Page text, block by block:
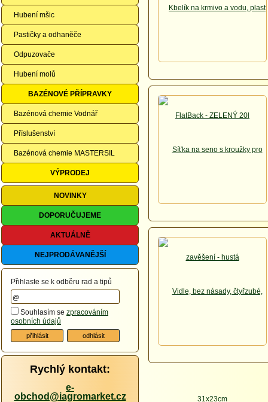
Hubení mšic
Pastičky a odhaněče
Odpuzovače
Hubení molů
BAZÉNOVÉ PŘÍPRAVKY
Bazénová chemie Vodnář
Příslušenství
Bazénová chemie MASTERSIL
VÝPRODEJ
NOVINKY
DOPORUČUJEME
AKTUÁLNĚ
NEJPRODÁVANĚJŠÍ
Přihlaste se k odběru rad a tipů
Souhlasím se zpracováním
osobních údajů
Rychlý kontakt:
e-
obchod@iagromarket.cz